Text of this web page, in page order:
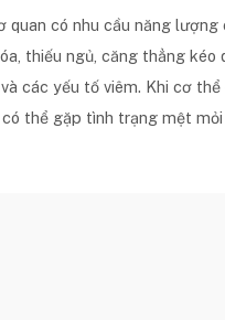
quan có nhu cầu năng lượng
thiếu ngủ, căng thẳng kéo
các yếu tố viêm. Khi cơ
thể gặp tình trạng mệt